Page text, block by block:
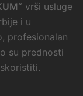
vrši usluge
i u
profesionalan
su prednosti